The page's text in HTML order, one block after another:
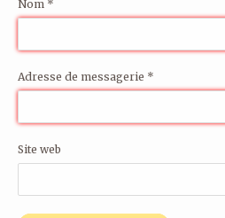
Nom *
Adresse de messagerie *
Site web